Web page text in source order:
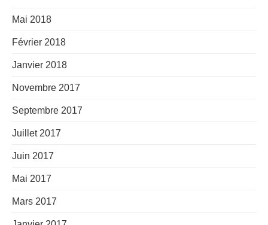
Mai 2018
Février 2018
Janvier 2018
Novembre 2017
Septembre 2017
Juillet 2017
Juin 2017
Mai 2017
Mars 2017